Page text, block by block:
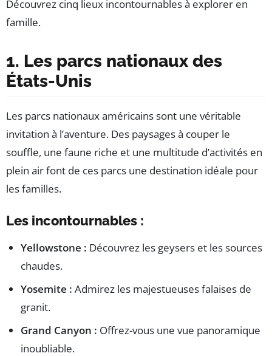
Découvrez cinq lieux incontournables à explorer en
famille.
1. Les parcs nationaux des
États-Unis
Les parcs nationaux américains sont une véritable
invitation à l’aventure. Des paysages à couper le
souffle, une faune riche et une multitude d’activités en
plein air font de ces parcs une destination idéale pour
les familles.
Les incontournables :
Yellowstone : Découvrez les geysers et les sources
chaudes.
Yosemite : Admirez les majestueuses falaises de
granit.
Grand Canyon : Offrez-vous une vue panoramique
inoubliable.